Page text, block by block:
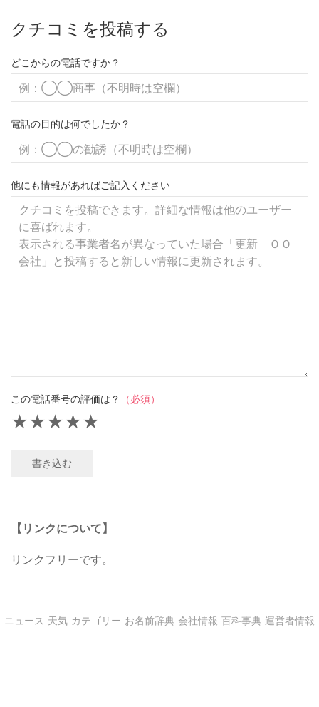
クチコミを投稿する
どこからの電話ですか？
電話の目的は何でしたか？
他にも情報があればご記入ください
この電話番号の評価は？ （必須）
★
★
★
★
★
書き込む
【リンクについて】
リンクフリーです。
ニュース 天気 カテゴリー お名前辞典 会社情報 百科事典 運営者情報